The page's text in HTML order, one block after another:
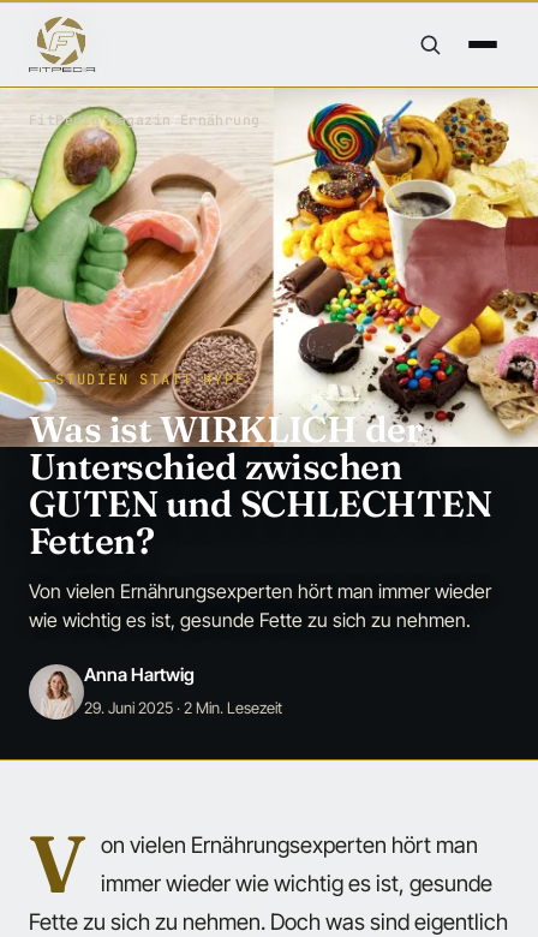
FitPedia/Magazin / Ernährung
STUDIEN STATT HYPE
Was ist WIRKLICH der
Unterschied zwischen
GUTEN und SCHLECHTEN
Fetten?
Von vielen Ernährungsexperten hört man immer wieder
wie wichtig es ist, gesunde Fette zu sich zu nehmen.
Anna Hartwig
29. Juni 2025· 2 Min. Lesezeit
V on vielen Ernährungsexperten hört man
immer wieder wie wichtig es ist, gesunde
Fette zu sich zu nehmen. Doch was sind eigentlich